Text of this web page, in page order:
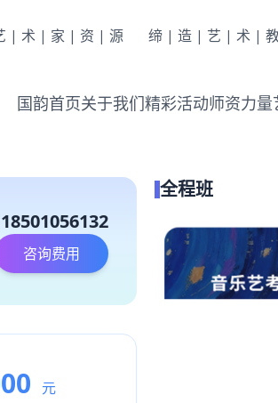
|术|家|资|源 缔|造|艺|术|
国韵首页关于我们精彩活动师资力量
18501056132
咨询费用
元
全程班